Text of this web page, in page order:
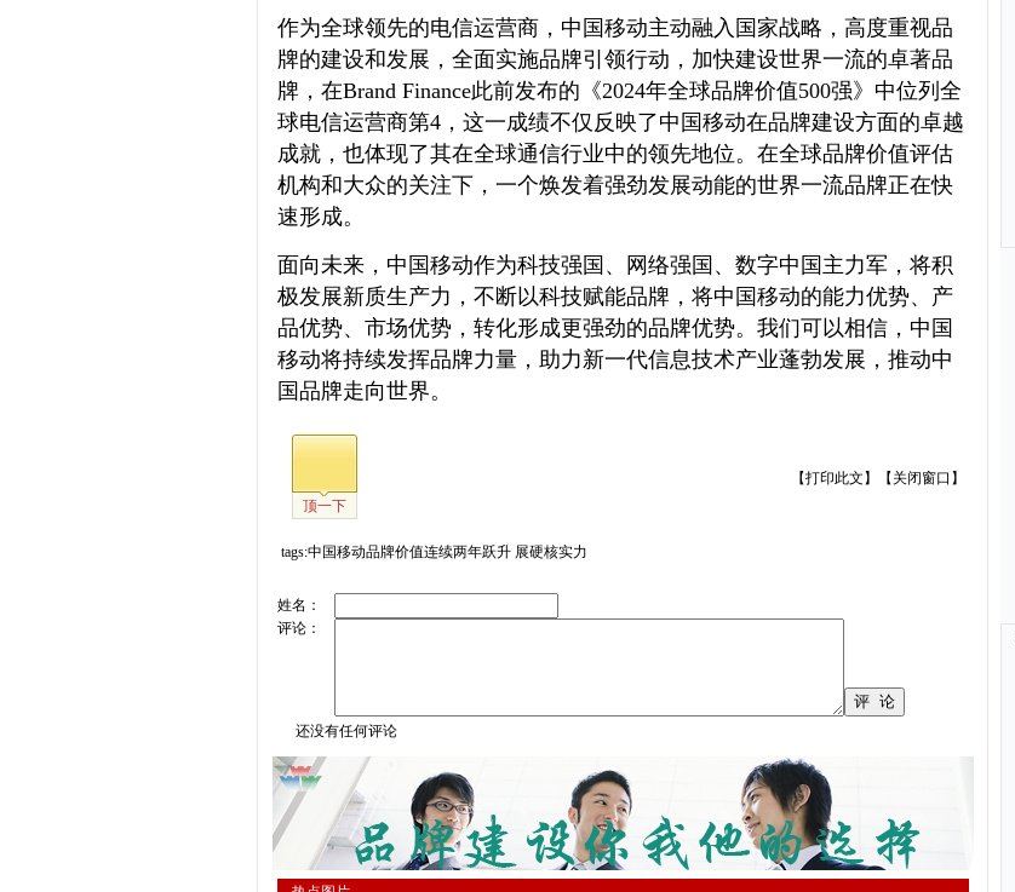
作为全球领先的电信运营商，中国移动主动融入国家战略，高度重视品
牌的建设和发展，全面实施品牌引领行动，加快建设世界一流的卓著品
牌，在Brand Finance此前发布的《2024年全球品牌价值500强》中位列全
球电信运营商第4，这一成绩不仅反映了中国移动在品牌建设方面的卓越
成就，也体现了其在全球通信行业中的领先地位。在全球品牌价值评估
机构和大众的关注下，一个焕发着强劲发展动能的世界一流品牌正在快
速形成。
面向未来，中国移动作为科技强国、网络强国、数字中国主力军，将积
极发展新质生产力，不断以科技赋能品牌，将中国移动的能力优势、产
品优势、市场优势，转化形成更强劲的品牌优势。我们可以相信，中国
移动将持续发挥品牌力量，助力新一代信息技术产业蓬勃发展，推动中
国品牌走向世界。
顶一下
【打印此文 】【 关闭窗口 】
tags:中国移动品牌价值连续两年跃升 展硬核实力
姓名：
评论：
还没有任何评论